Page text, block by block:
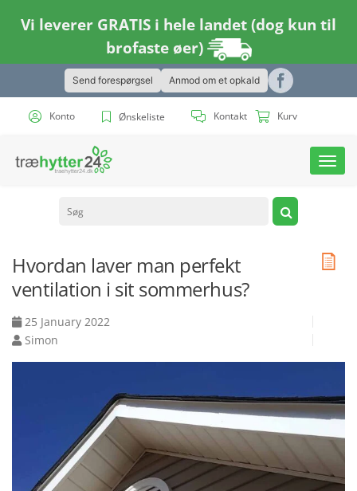
Vi leverer GRATIS i hele landet (dog kun til
brofaste øer)
Send forespørgsel Anmod om et opkald
Konto Ønskeliste Kontakt Kurv
Hvordan laver man perfekt
ventilation i sit sommerhus?
25 January 2022
Simon